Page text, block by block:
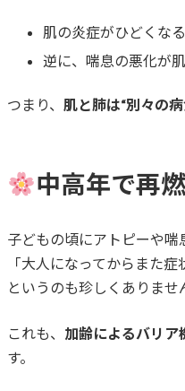
肌の炎症がひどくな
逆に、喘息の悪化が
つまり、肌と肺は“別々の
中高年で再
子どもの頃にアトピーや喘
「大人になってからまた症
というのも珍しくありませ
これも、 加齢によるバリア
す。